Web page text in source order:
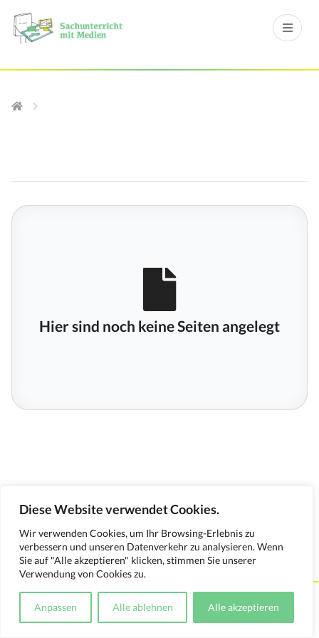
Diese Website verwendet Cookies.
Wir verwenden Cookies, um Ihr Browsing-Erlebnis zu
verbessern und unseren Datenverkehr zu analysieren. Wenn
Sie auf "Alle akzeptieren" klicken, stimmen Sie unserer
Verwendung von Cookies zu.
Anpassen Alle ablehnen Alle akzeptieren
Hier sind noch keine Seiten angelegt
Kontakt Impressum Datenschutzerklärung
Medienverwendungsnachweis